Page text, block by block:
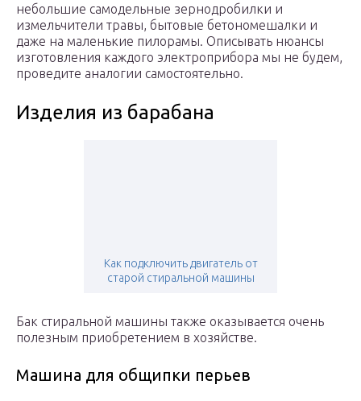
небольшие самодельные зернодробилки и
измельчители травы, бытовые бетономешалки и
даже на маленькие пилорамы. Описывать нюансы
изготовления каждого электроприбора мы не будем,
проведите аналогии самостоятельно.
Изделия из барабана
Как подключить двигатель от
старой стиральной машины
Бак стиральной машины также оказывается очень
полезным приобретением в хозяйстве.
Машина для общипки перьев